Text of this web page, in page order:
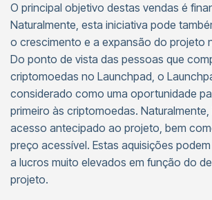
O principal objetivo destas vendas é
Naturalmente, esta iniciativa pode
o crescimento e a expansão do projeto
Do ponto de vista das pessoas que
criptomoedas no Launchpad, o
considerado como uma oportunidade
primeiro às criptomoedas.
acesso antecipado ao projeto, bem
preço acessível. Estas aquisições
a lucros muito elevados em função do
projeto.